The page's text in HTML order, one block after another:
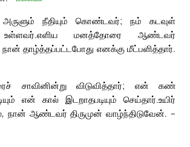
நீதியும் கொண்டவர்; நம் கடவுள்
எளிய மனத்தோரை ஆண்டவர்
நான் தாழ்த்தப்பட்டபோது எனக்கு மீட்பளித்தார்.
சாவினின்று விடுவித்தார்; என் கண்
என் கால் இடறாதபடியும் செய்தார்.உயிர்
நான் ஆண்டவர் திருமுன் வாழ்ந்திடுவேன். –